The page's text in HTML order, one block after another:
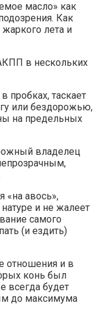
масло» как
Как
лета и
в нескольких
пробках, таскает
или бездорожью,
на предельных
владелец
«на авось»,
и не жалеет
самого
(и ездить)
отношения и в
конь был
всегда будет
до максимума